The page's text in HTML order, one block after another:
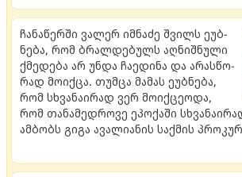
ჩა­ნა­წერ­ში ვა­ლერ იმ­ნა­ძე შვილს ეუბ­
ნე­ბა, რომ ბრალ­დე­ბულს აღ­ნიშ­ნუ­ლი
ქმე­დე­ბა არ უნდა ჩა­ე­დი­ნა და არას­წო­
რად მო­იქ­ცა. თუმ­ცა მა­მას ეუბ­ნე­ბა,
რომ სხვა­ნა­ი­რად ვერ მო­იქ­ცე­ო­და,
რომ თა­ნა­მედ­რო­ვე ეპო­ქა­ში
ამბობს გიგა ავალიანის საქმის